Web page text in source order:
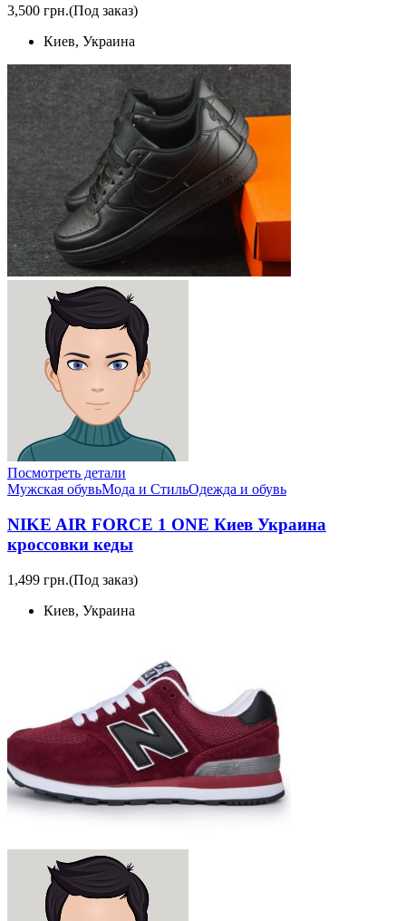
3,500 грн.(Под заказ)
Киев, Украина
Посмотреть детали
Мужская обувьМода и СтильОдежда и обувь
NIKE AIR FORCE 1 ONE Киев Украина
кроссовки кеды
1,499 грн.(Под заказ)
Киев, Украина